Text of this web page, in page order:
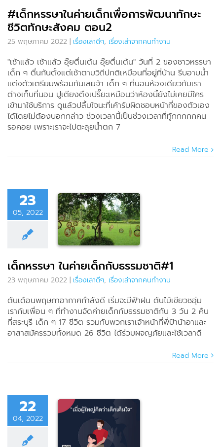
เรื่องเล่าจาก
ทำงาน
#เด็กหรรษาในค่ายเด็กเพื่อการพัฒนาทักษะ
ชีวิตทักษะสังคม ตอน2
25 พฤษภาคม 2022 | เรื่องเล่าดีๆ, เรื่องเล่าจากคนทำงาน
"เช้าแล้ว เช้าแล้ว อุ๊ยตื่นเต้น อุ๊ยตื่นเต้น" วันที่ 2 ของชาวหรรษา
เด็ก ๆ ตื่นกันตั้งแต่เช้าตามวิถีปกติเหมือนที่อยู่ที่บ้าน รีบอาบน้ำ
แต่งตัวเตรียมพร้อมกันเลยจ้า เด็ก ๆ ที่นอนห้องเดียวกับเรา
ต่างเก็บที่นอน ปูเตียงตึงเปรี๊ยะเหมือนว่าห้องนี้ยังไม่เคยมีใคร
เข้ามาใช้บริการ ดูแล้วปลื้มใจนะที่เค้ารับผิดชอบหน้าที่ของตัวเอง
ได้โดยไม่ต้องบอกกล่าว ช่วงเวลานี้เป็นช่วงเวลาที่ทู้กกกกกคน
รอคอย เพราะเราจะไปตะลุยน้ำตก 7
Read More
23
05, 2022
รษา ใน
ด็กกับ
ชาติ#1
ำงาน
เด็กหรรษา ในค่ายเด็กกับธรรมชาติ#1
23 พฤษภาคม 2022 | เรื่องเล่าดีๆ, เรื่องเล่าจากคนทำงาน
ต้นเดือนพฤษภาอากาศกำลังดี เริ่มจะมีฟ้าฝน ต้นไม้เขียวชอุ่ม
เรากับเพื่อน ๆ ที่ทำงานจัดค่ายเด็กกับธรรมชาติกัน 3 วัน 2 คืน
ที่สระบุรี เด็ก ๆ 17 ชีวิต รวมกับพวกเราเจ้าหน้าที่พี่ป้าน้าอาและ
อาสาสมัครรวมทั้งหมด 26 ชีวิต ได้ร่วมผจญภัยและใช้เวลาดี
Read More
22
04, 2022
หญ่คิดว่า
เต็มใจ